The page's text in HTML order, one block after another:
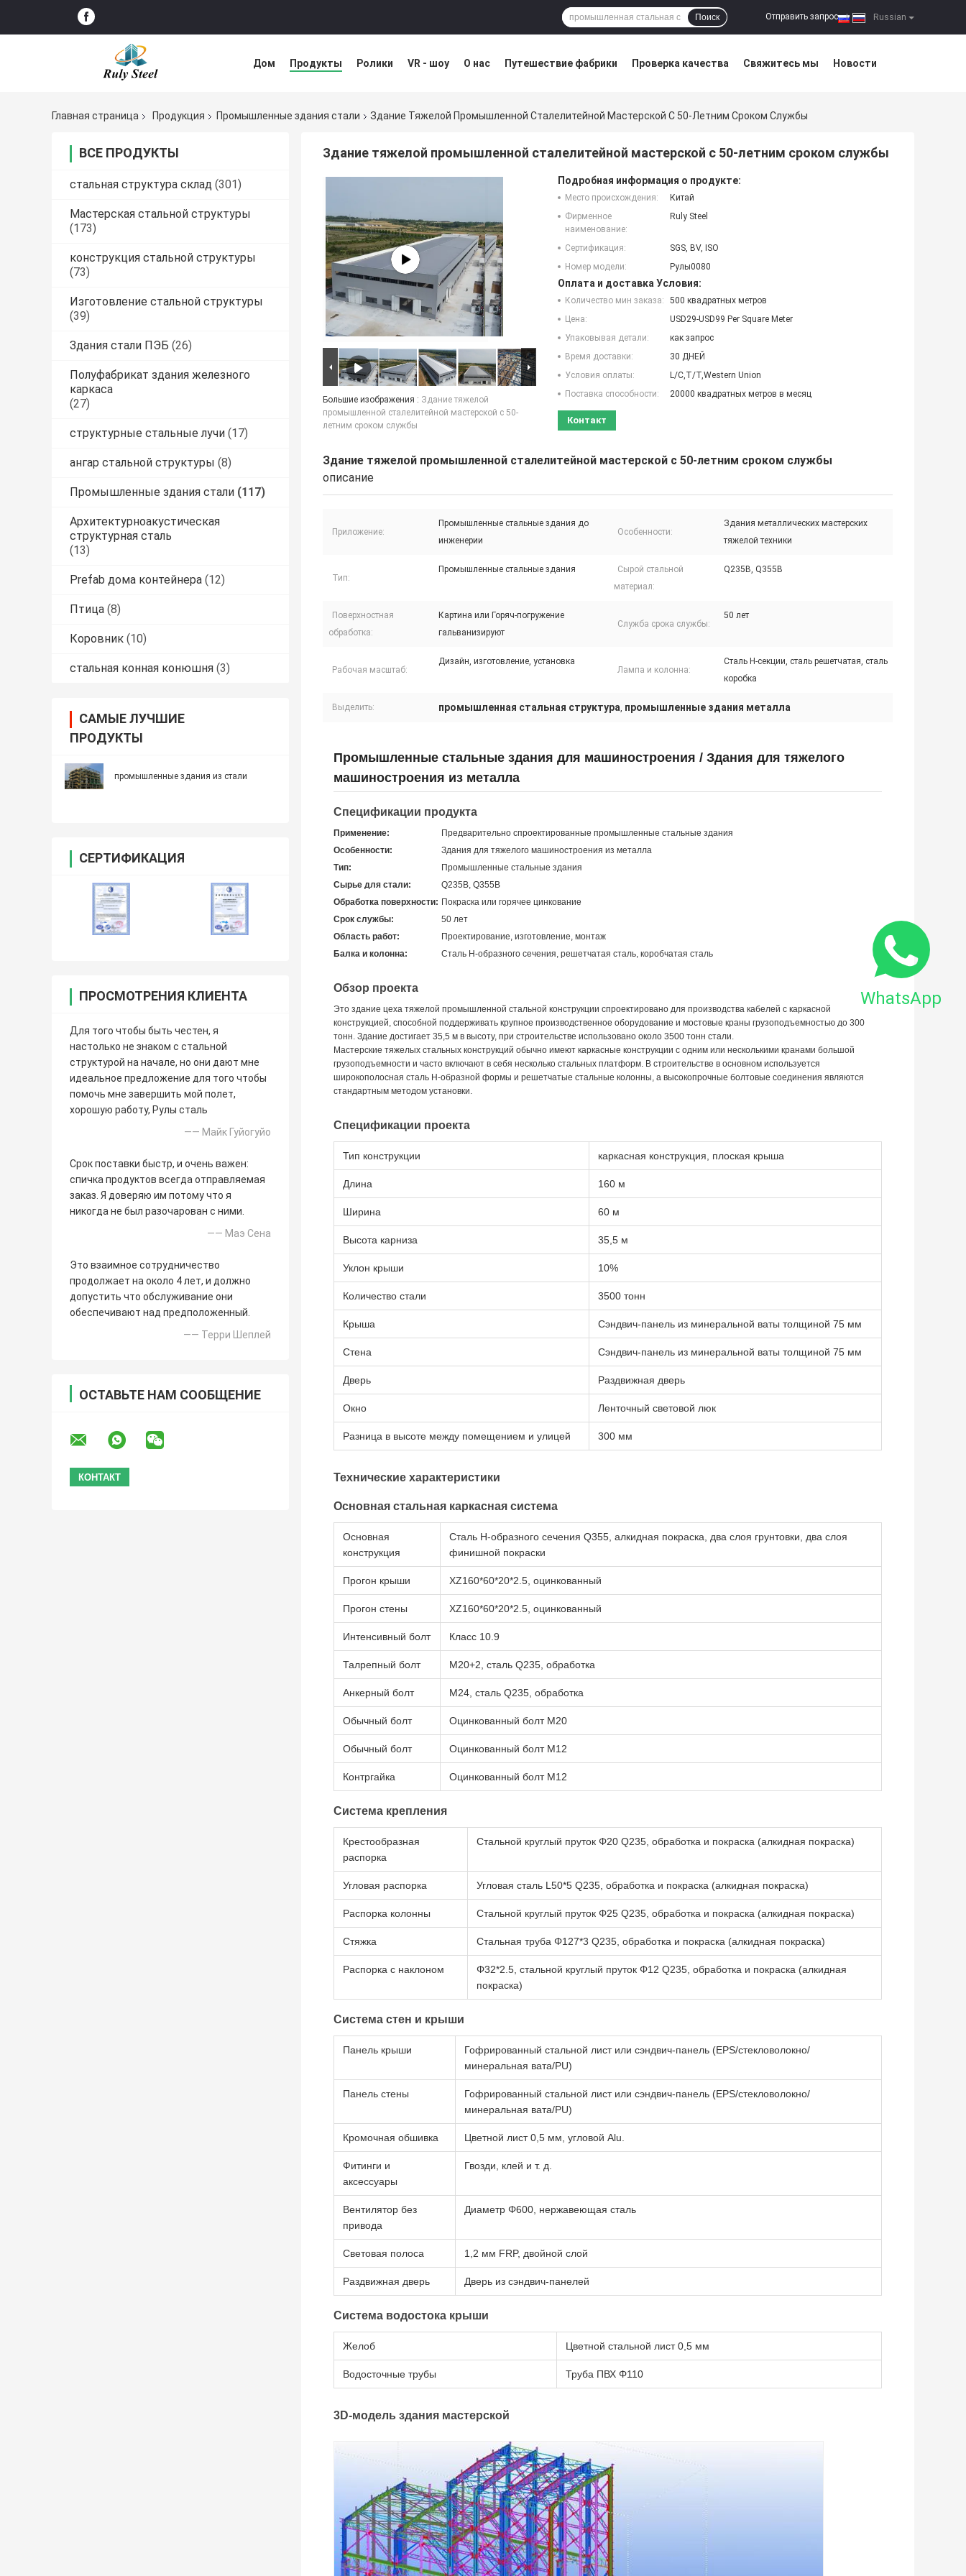
Russian
Отправить запрос |
Поиск
Дом Продукты Ролики VR - шоу О нас Путешествие фабрики Проверка качества Свяжитесь мы Новости
Главная страница
Продукция Промышленные здания стали Здание Тяжелой Промышленной Сталелитейной Мастерской С 50-Летним Сроком Службы
ВСЕ ПРОДУКТЫ
стальная структура склад (301)
Мастерская стальной структуры
(173)
конструкция стальной структуры
(73)
Изготовление стальной структуры
(39)
Здания стали ПЭБ (26)
Полуфабрикат здания железного
каркаса
(27)
структурные стальные лучи (17)
ангар стальной структуры (8)
Промышленные здания стали (117)
Архитектурноакустическая
структурная сталь
(13)
Prefab дома контейнера (12)
Птица (8)
Коровник (10)
стальная конная конюшня (3)
САМЫЕ ЛУЧШИЕ
ПРОДУКТЫ
промышленные здания из стали
СЕРТИФИКАЦИЯ
ПРОСМОТРЕНИЯ КЛИЕНТА
Для того чтобы быть честен, я
настолько не знаком с стальной
структурой на начале, но они дают мне
идеальное предложение для того чтобы
помочь мне завершить мой полет,
хорошую работу, Рулы сталь
—— Майк Гуйогуйо
Срок поставки быстр, и очень важен:
спичка продуктов всегда отправляемая
заказ. Я доверяю им потому что я
никогда не был разочарован с ними.
—— Маэ Сена
Это взаимное сотрудничество
продолжает на около 4 лет, и должно
допустить что обслуживание они
обеспечивают над предположенный.
—— Терри Шеплей
ОСТАВЬТЕ НАМ СООБЩЕНИЕ
Здание тяжелой промышленной сталелитейной мастерской с 50-летним сроком службы
Большие изображения : Здание тяжелой
промышленной сталелитейной мастерской с 50-
летним сроком службы
Подробная информация о продукте:
Место происхождения:
Китай
Фирменное
наименование:
Ruly Steel
Сертификация:
SGS, BV, ISO
Номер модели:
Рулы0080
Оплата и доставка Условия:
Количество мин заказа:
500 квадратных метров
Цена:
USD29-USD99 Per Square Meter
Упаковывая детали:
как запрос
Время доставки:
30 ДНЕЙ
Условия оплаты:
L/C,T/T,Western Union
Поставка способности:
20000 квадратных метров в месяц
Контакт
Здание тяжелой промышленной сталелитейной мастерской с 50-летним сроком службы
описание
Приложение:
Промышленные стальные здания до
инженерии
Особенности:
Здания металлических мастерских
тяжелой техники
Тип:
Промышленные стальные здания
Сырой стальной
материал:
Q235B, Q355B
Поверхностная
обработка:
Картина или Горяч-погружение
гальванизируют
Служба срока службы:
50 лет
Рабочая масштаб:
Дизайн, изготовление, установка
Лампа и колонна:
Сталь H-секции, сталь решетчатая, сталь
коробка
Выделить: промышленная стальная структура, промышленные здания металла
Промышленные стальные здания для машиностроения / Здания для тяжелого
машиностроения из металла
Спецификации продукта
Применение:
Предварительно спроектированные промышленные стальные здания
Особенности:
Здания для тяжелого машиностроения из металла
Тип:
Промышленные стальные здания
Сырье для стали:
Q235B, Q355B
Обработка поверхности: Покраска или горячее цинкование
Срок службы:
50 лет
Область работ:
Проектирование, изготовление, монтаж
Балка и колонна:
Сталь H-образного сечения, решетчатая сталь, коробчатая сталь
Обзор проекта
Это здание цеха тяжелой промышленной стальной конструкции спроектировано для производства кабелей с каркасной
конструкцией, способной поддерживать крупное производственное оборудование и мостовые краны грузоподъемностью до 300
тонн. Здание достигает 35,5 м в высоту, при строительстве использовано около 3500 тонн стали.
Мастерские тяжелых стальных конструкций обычно имеют каркасные конструкции с одним или несколькими кранами большой
грузоподъемности и часто включают в себя несколько стальных платформ. В строительстве в основном используется
широкополосная сталь H-образной формы и решетчатые стальные колонны, а высокопрочные болтовые соединения являются
стандартным методом установки.
Спецификации проекта
Тип конструкции каркасная конструкция, плоская крыша
Длина 160 м
Ширина 60 м
Высота карниза 35,5 м
Уклон крыши 10%
Количество стали 3500 тонн
Крыша Сэндвич-панель из минеральной ваты толщиной 75 мм
Стена Сэндвич-панель из минеральной ваты толщиной 75 мм
Дверь Раздвижная дверь
Окно Ленточный световой люк
Разница в высоте между помещением и улицей 300 мм
Технические характеристики
Основная стальная каркасная система
Основная
конструкция
Сталь H-образного сечения Q355, алкидная покраска, два слоя грунтовки, два слоя
финишной покраски
Прогон крыши XZ160*60*20*2.5, оцинкованный
Прогон стены XZ160*60*20*2.5, оцинкованный
Интенсивный болт Класс 10.9
Талрепный болт M20+2, сталь Q235, обработка
Анкерный болт M24, сталь Q235, обработка
Обычный болт Оцинкованный болт M20
Обычный болт Оцинкованный болт M12
Контргайка Оцинкованный болт M12
Система крепления
Крестообразная
распорка
Стальной круглый пруток Φ20 Q235, обработка и покраска (алкидная покраска)
Угловая распорка Угловая сталь L50*5 Q235, обработка и покраска (алкидная покраска)
Распорка колонны Стальной круглый пруток Φ25 Q235, обработка и покраска (алкидная покраска)
Стяжка Стальная труба Φ127*3 Q235, обработка и покраска (алкидная покраска)
Распорка с наклоном
Φ32*2.5, стальной круглый пруток Φ12 Q235, обработка и покраска (алкидная
покраска)
Система стен и крыши
Панель крыши
Гофрированный стальной лист или сэндвич-панель (EPS/стекловолокно/
минеральная вата/PU)
Панель стены
Гофрированный стальной лист или сэндвич-панель (EPS/стекловолокно/
минеральная вата/PU)
Кромочная обшивка Цветной лист 0,5 мм, угловой Alu.
Фитинги и
аксессуары
Гвозди, клей и т. д.
Вентилятор без
привода
Диаметр Φ600, нержавеющая сталь
Световая полоса 1,2 мм FRP, двойной слой
Раздвижная дверь Дверь из сэндвич-панелей
Система водостока крыши
Желоб Цветной стальной лист 0,5 мм
Водосточные трубы Труба ПВХ Φ110
3D-модель здания мастерской
WhatsApp